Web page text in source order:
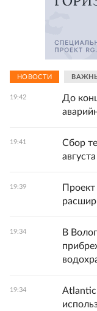
НОВОСТИ
19:42
До
19:41
Сбор
19:39
19:34
В
19:34